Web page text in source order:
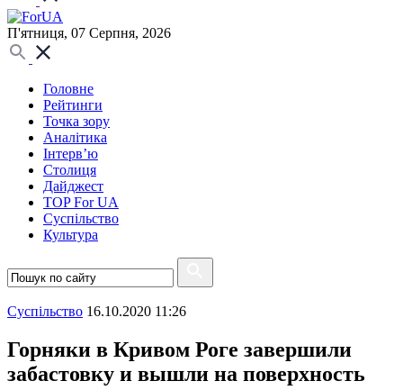
П'ятниця, 07 Серпня, 2026
Головне
Рейтинги
Точка зору
Аналітика
Інтерв’ю
Столиця
Дайджест
TOP For UA
Суспiльство
Культура
Суспiльство 16.10.2020 11:26
Горняки в Кривом Роге завершили
забастовку и вышли на поверхность